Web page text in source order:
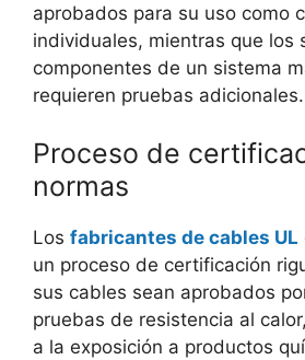
aprobados para su uso como
individuales, mientras que los
componentes de un sistema
requieren pruebas adicionales.
Proceso de
normas
Los fabricantes de cables UL
un proceso de certificación
sus cables sean aprobados
pruebas de resistencia al
a la exposición a productos